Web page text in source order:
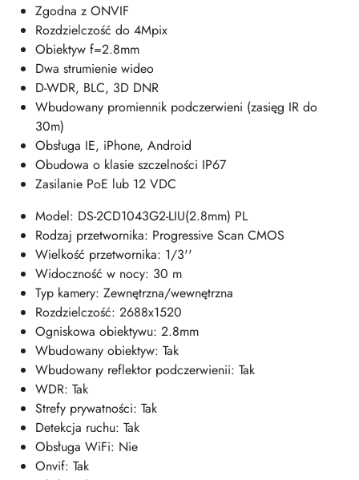
Zgodna z ONVIF
Rozdzielczość do 4Mpix
Obiektyw f=2.8mm
Dwa strumienie wideo
D-WDR, BLC, 3D DNR
Wbudowany promiennik podczerwieni (zasięg IR do
30m)
Obsługa IE, iPhone, Android
Obudowa o klasie szczelności IP67
Zasilanie PoE lub 12 VDC
Model: DS-2CD1043G2-LIU(2.8mm) PL
Rodzaj przetwornika: Progressive Scan CMOS
Wielkość przetwornika: 1/3''
Widoczność w nocy: 30 m
Typ kamery: Zewnętrzna/wewnętrzna
Rozdzielczość: 2688x1520
Ogniskowa obiektywu: 2.8mm
Wbudowany obiektyw: Tak
Wbudowany reflektor podczerwienii: Tak
WDR: Tak
Strefy prywatności: Tak
Detekcja ruchu: Tak
Obsługa WiFi: Nie
Onvif: Tak